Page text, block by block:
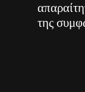
της